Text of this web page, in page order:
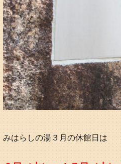
みはらしの湯３月の休館日は